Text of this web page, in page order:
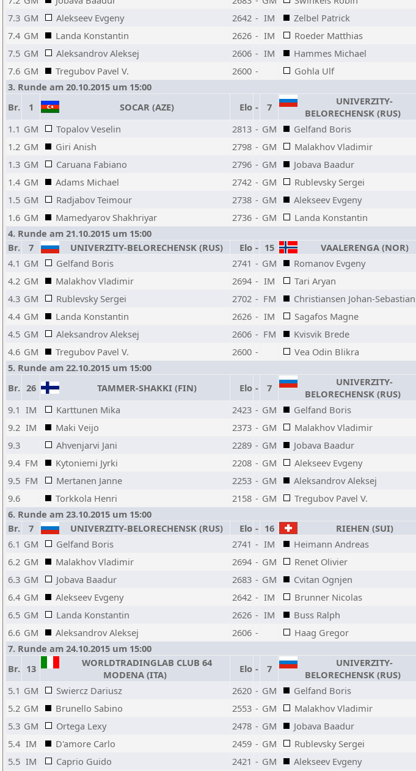
7.3 GM Alekseev Evgeny 2642 - IM Zelbel Patrick
7.4 GM Landa Konstantin 2626 - IM Roeder Matthias
7.5 GM Aleksandrov Aleksej 2606 - IM Hammes Michael
7.6 GM Tregubov Pavel V. 2600 - Gohla Ulf
3. Runde am 20.10.2015 um 15:00
Br.
1 SOCAR (AZE) Elo - 7
UNIVERZITY-
BELORECHENSK (RUS)
1.1 GM Topalov Veselin 2813 - GM Gelfand Boris
1.2 GM Giri Anish 2798 - GM Malakhov Vladimir
1.3 GM Caruana Fabiano 2796 - GM Jobava Baadur
1.4 GM Adams Michael 2742 - GM Rublevsky Sergei
1.5 GM Radjabov Teimour 2738 - GM Alekseev Evgeny
1.6 GM Mamedyarov Shakhriyar 2736 - GM Landa Konstantin
4. Runde am 21.10.2015 um 15:00
Br.
7 UNIVERZITY-BELORECHENSK (RUS) Elo - 15 VAALERENGA (NOR)
4.1 GM Gelfand Boris 2741 - GM Romanov Evgeny
4.2 GM Malakhov Vladimir 2694 - IM Tari Aryan
4.3 GM Rublevsky Sergei 2702 - FM Christiansen Johan-Sebastian
4.4 GM Landa Konstantin 2626 - IM Sagafos Magne
4.5 GM Aleksandrov Aleksej 2606 - FM Kvisvik Brede
4.6 GM Tregubov Pavel V. 2600 - Vea Odin Blikra
5. Runde am 22.10.2015 um 15:00
Br. 26 TAMMER-SHAKKI (FIN) Elo - 7
UNIVERZITY-
BELORECHENSK (RUS)
9.1 IM Karttunen Mika 2423 - GM Gelfand Boris
9.2 IM Maki Veijo 2373 - GM Malakhov Vladimir
9.3
Ahvenjarvi Jani 2289 - GM Jobava Baadur
9.4 FM Kytoniemi Jyrki 2208 - GM Alekseev Evgeny
9.5 FM Mertanen Janne 2253 - GM Aleksandrov Aleksej
9.6
Torkkola Henri 2158 - GM Tregubov Pavel V.
6. Runde am 23.10.2015 um 15:00
Br.
7 UNIVERZITY-BELORECHENSK (RUS) Elo - 16 RIEHEN (SUI)
6.1 GM Gelfand Boris 2741 - IM Heimann Andreas
6.2 GM Malakhov Vladimir 2694 - GM Renet Olivier
6.3 GM Jobava Baadur 2683 - GM Cvitan Ognjen
6.4 GM Alekseev Evgeny 2642 - IM Brunner Nicolas
6.5 GM Landa Konstantin 2626 - IM Buss Ralph
6.6 GM Aleksandrov Aleksej 2606 - Haag Gregor
7. Runde am 24.10.2015 um 15:00
Br. 13
WORLDTRADINGLAB CLUB 64
MODENA (ITA)
Elo - 7
UNIVERZITY-
BELORECHENSK (RUS)
5.1 GM Swiercz Dariusz 2620 - GM Gelfand Boris
5.2 GM Brunello Sabino 2553 - GM Malakhov Vladimir
5.3 GM Ortega Lexy 2478 - GM Jobava Baadur
5.4 IM D'amore Carlo 2459 - GM Rublevsky Sergei
5.5 IM Caprio Guido 2421 - GM Alekseev Evgeny